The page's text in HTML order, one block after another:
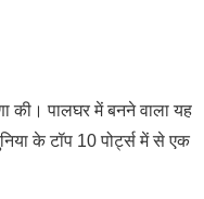
की। पालघर में बनने वाला यह
के टॉप 10 पोर्ट्स में से एक